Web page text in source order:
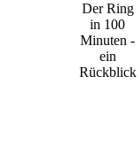
Der Ring
in 100
Minuten -
ein
Rückblick